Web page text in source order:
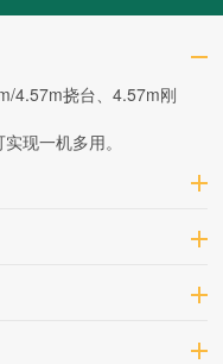
4.57m挠台、4.57m刚
现一机多用。